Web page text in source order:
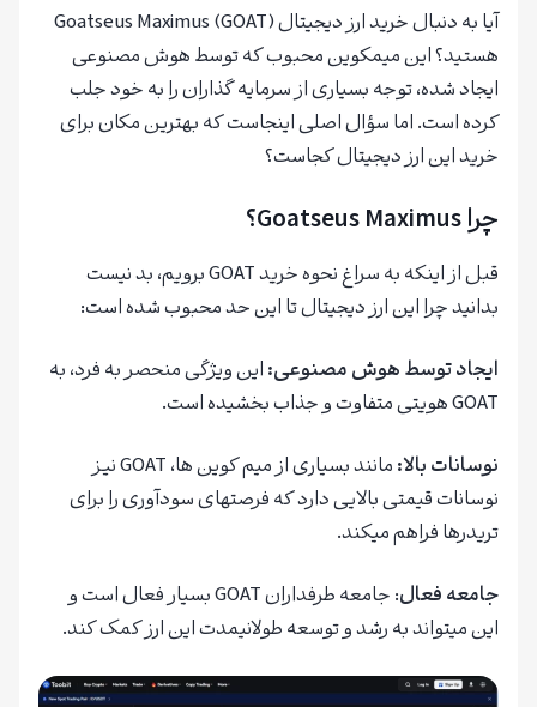
آیا به دنبال خرید ارز دیجیتال Goatseus Maximus (GOAT)
هستید؟ این میمکوین محبوب که توسط هوش مصنوعی
ایجاد شده، توجه بسیاری از سرمایه گذاران را به خود جلب
کرده است. اما سؤال اصلی اینجاست که بهترین مکان برای
خرید این ارز دیجیتال کجاست؟
چرا ؟
قبل از اینکه به سراغ نحوه خرید GOAT برویم، بد نیست
بدانید چرا این ارز دیجیتال تا این حد محبوب شده است:
ایجاد توسط هوش مصنوعی:این ویژگی منحصر به فرد، به
GOAT هویتی متفاوت و جذاب بخشیده است.
نوسانات بالا:
مانند بسیاری از میم کوین ها، GOAT نیز
نوسانات قیمتی بالایی دارد که فرصتهای سودآوری را برای
تریدرها فراهم میکند.
جامعه فعال
: جامعه طرفداران GOAT بسیار فعال است و
این میتواند به رشد و توسعه طولانیمدت این ارز کمک کند.